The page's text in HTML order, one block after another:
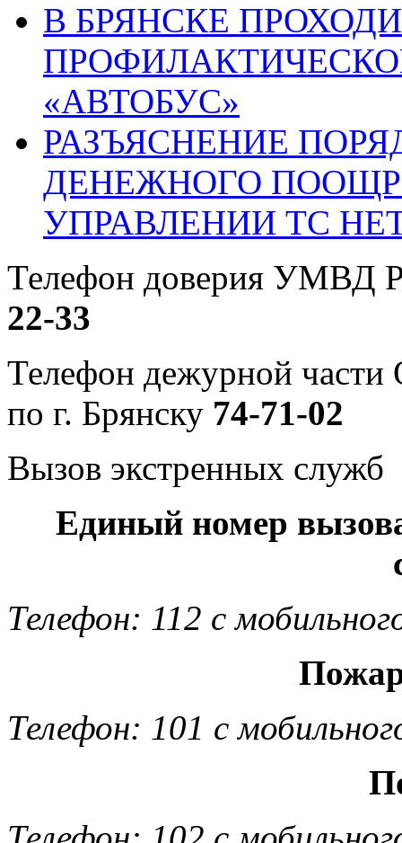
В БРЯНСКЕ
«АВТОБУС»
РАЗЪЯСНЕНИЕ
ДЕНЕЖНОГО
УПРАВЛЕНИИ ТС
Телефон доверия УМВД
22-33
Телефон дежурной
по г. Брянску 74-71-02
Вызов экстренных служб
Единый номер
Телефон: 112 с
Телефон: 101 с